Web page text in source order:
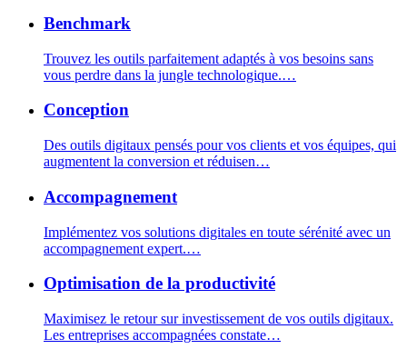
Benchmark
Trouvez les outils parfaitement adaptés à vos besoins sans
vous perdre dans la jungle technologique.…
Conception
Des outils digitaux pensés pour vos clients et vos équipes, qui
augmentent la conversion et réduisen…
Accompagnement
Implémentez vos solutions digitales en toute sérénité avec un
accompagnement expert.…
Optimisation de la productivité
Maximisez le retour sur investissement de vos outils digitaux.
Les entreprises accompagnées constate…